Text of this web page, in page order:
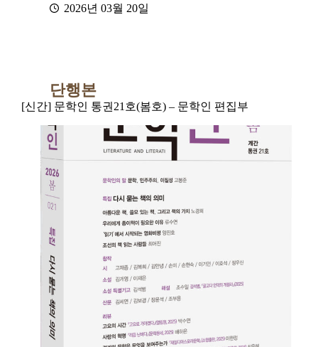
2026년 03월 20일
단행본
[신간] 문학인 통권21호(봄호) – 문학인 편집부